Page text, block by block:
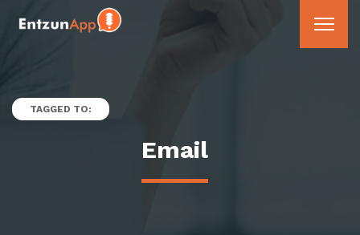
TAGGED TO:
Email